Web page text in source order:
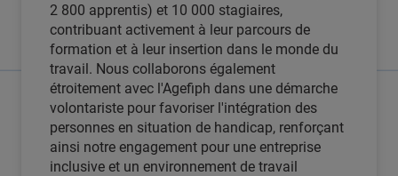
2 800 apprentis) et 10 000 stagiaires,
contribuant activement à leur parcours de
formation et à leur insertion dans le monde du
travail. Nous collaborons également
étroitement avec l'Agefiph dans une démarche
volontariste pour favoriser l'intégration des
personnes en situation de handicap, renforçant
ainsi notre engagement pour une entreprise
inclusive et un environnement de travail